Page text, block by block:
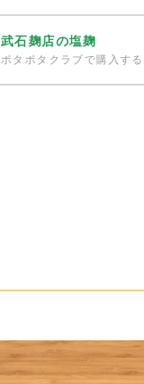
武石麹店の塩麹
ポタポタクラブで購入する